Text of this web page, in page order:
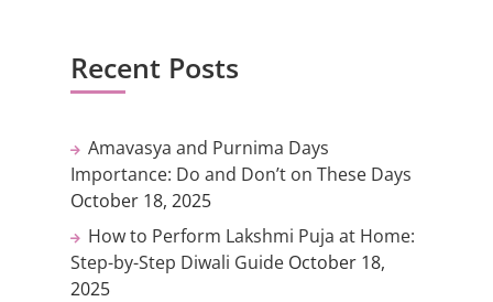
Recent Posts
Amavasya and Purnima Days
Importance: Do and Don’t on These Days
October 18, 2025
How to Perform Lakshmi Puja at Home:
Step-by-Step Diwali Guide October 18,
2025